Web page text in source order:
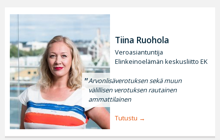
Tiina Ruohola
Veroasiantuntija
Elinkeinoelämän keskusliitto EK
Arvonlisäverotuksen sekä muun
välillisen verotuksen rautainen
ammattilainen
Tutustu